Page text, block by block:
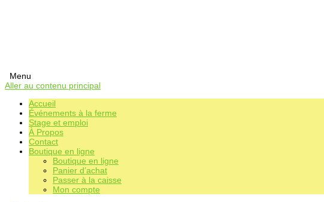
Menu
Aller au contenu principal
Accueil
Événements à la ferme
Stage et emploi
À Propos
Contact
Boutique en ligne
Boutique en ligne
Panier d’achat
Passer à la caisse
Mon compte